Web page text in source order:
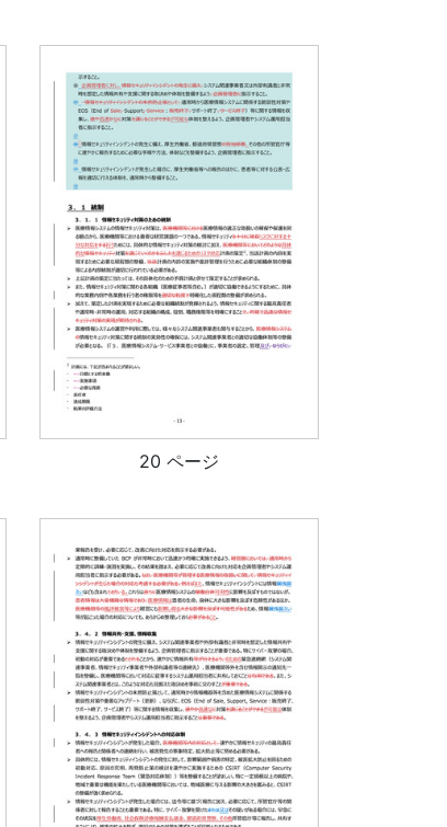
20 ページ